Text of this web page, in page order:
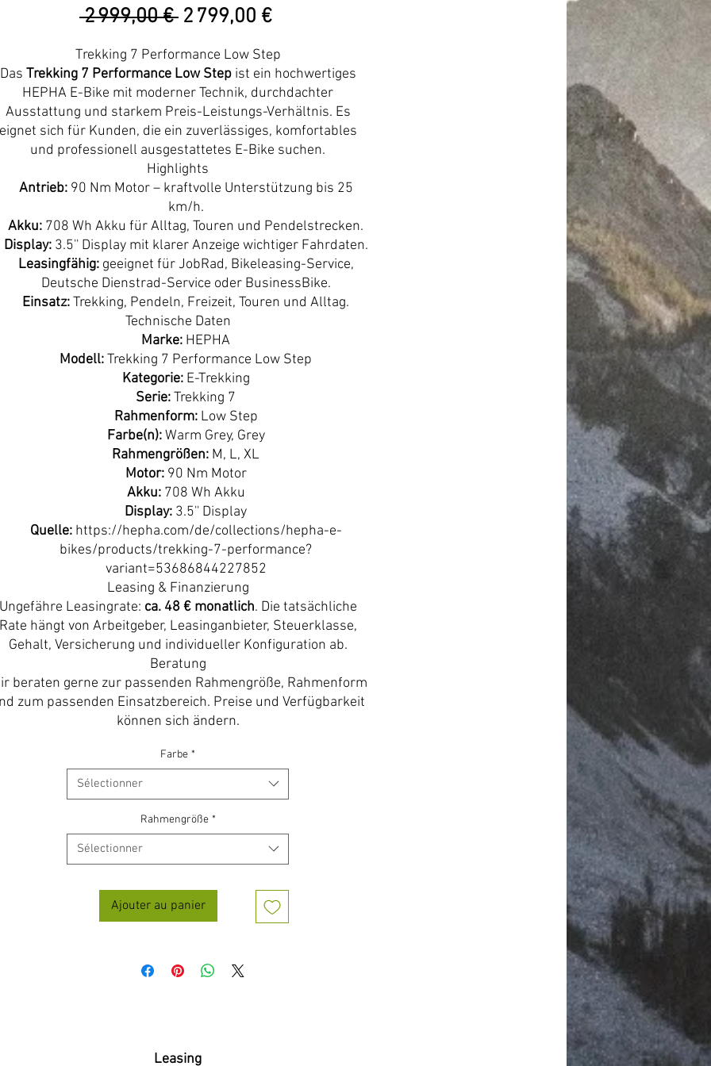
2 999,00 € Prix
2 799,00 €Prix
Trekking 7 Performance Low Step
Das Trekking 7 Performance Low Stepist ein hochwertiges
HEPHA E-Bike mit moderner Technik, durchdachter
Ausstattung und starkem Preis-Leistungs-Verhältnis. Es
sich für Kunden, die ein zuverlässiges, komfortables
und professionell ausgestattetes E-Bike suchen.
Highlights
Antrieb:90 Nm Motor – kraftvolle Unterstützung bis 25
km/h.
Akku: 708 Wh Akku für Alltag, Touren und Pendelstrecken.
Display:3.5'' Display mit klarer Anzeige wichtiger Fahrdaten.
Leasingfähig:geeignet für JobRad, Bikeleasing-Service,
Deutsche Dienstrad-Service oder BusinessBike.
Einsatz:Trekking, Pendeln, Freizeit, Touren und Alltag.
Technische Daten
Marke: HEPHA
Modell:Trekking 7 Performance Low Step
Kategorie:E-Trekking
Serie:Trekking 7
Rahmenform:Low Step
Farbe(n):Warm Grey, Grey
Rahmengrößen: M, L, XL
Motor:90 Nm Motor
Akku:708 Wh Akku
Display: 3.5'' Display
Quelle:https://hepha.com/de/collections/hepha-e-
bikes/products/trekking-7-performance?
variant=53686844227852
Leasing & Finanzierung
Leasingrate: ca. 48 € monatlich. Die tatsächliche
hängt von Arbeitgeber, Leasinganbieter, Steuerklasse,
Gehalt, Versicherung und individueller Konfiguration ab.
Beratung
beraten gerne zur passenden Rahmengröße, Rahmenform
zum passenden Einsatzbereich. Preise und Verfügbarkeit
können sich ändern.
Farbe *
Sélectionner
Rahmengröße *
Sélectionner
Ajouter au panier
Leasing